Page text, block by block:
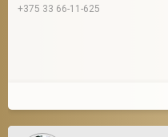
+375 33 66-11-625